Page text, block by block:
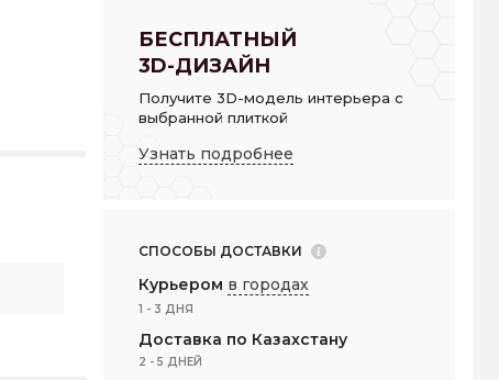
БЕСПЛАТНЫЙ
3D-ДИЗАЙН
Получите 3D-модель интерьера с
выбранной плиткой
Узнать подробнее
СПОСОБЫ ДОСТАВКИ
Курьером в городах
1 - 3 ДНЯ
Доставка по Казахстану
2 - 5 ДНЕЙ